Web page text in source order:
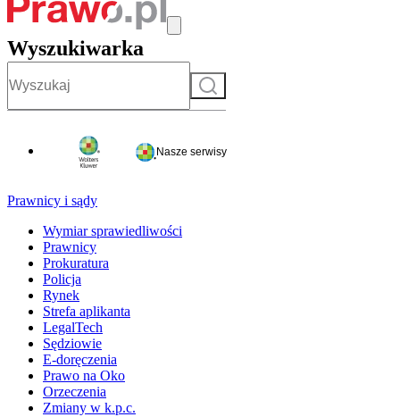
Wyszukiwarka
Szukaj
Nasze serwisy
Prawnicy i sądy
Wymiar sprawiedliwości
Prawnicy
Prokuratura
Policja
Rynek
Strefa aplikanta
LegalTech
Sędziowie
E-doręczenia
Prawo na Oko
Orzeczenia
Zmiany w k.p.c.